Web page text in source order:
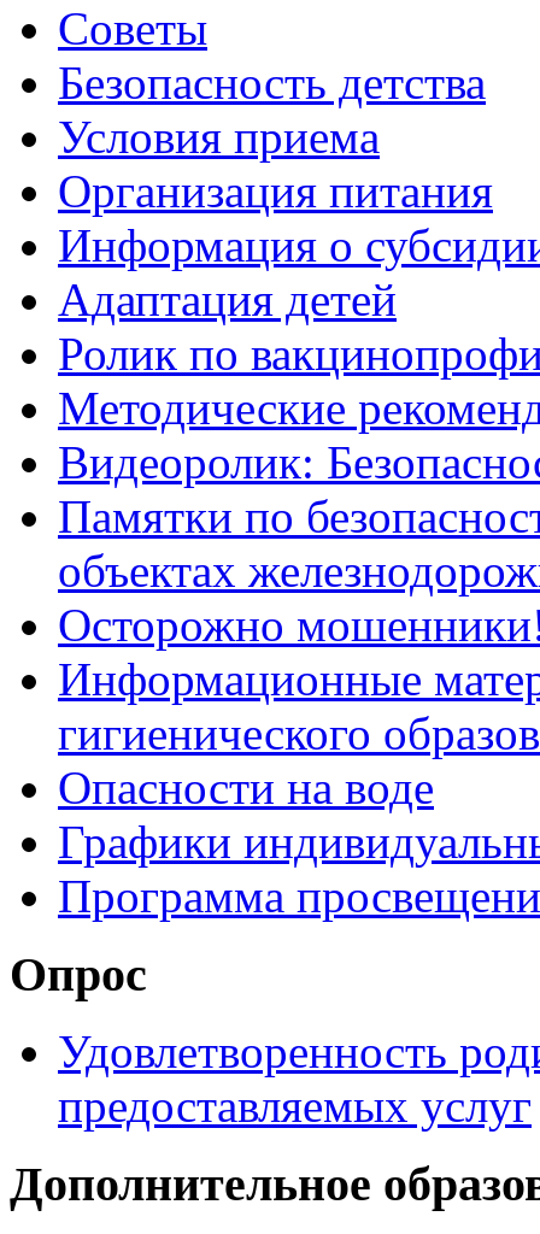
Советы
Безопасность детства
Условия приема
Организация питания
Информация о
Адаптация детей
Ролик по
Методические
Видеоролик:
Памятки по
объектах
Осторожно
Информационные
гигиенического
Опасности на воде
Графики
Программа
Опрос
Удовлетворенность
предоставляемых услуг
Дополнительное